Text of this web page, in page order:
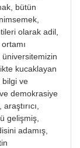
bütün
olarak adil,
kucaklayan
bilgi ve
demokrasiye
gelişmiş,
adamış,